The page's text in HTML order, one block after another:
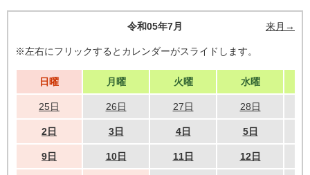
令和05年7月 来月→
※左右にフリックするとカレンダーがスライドします。
日曜 月曜 火曜 水曜
25日 26日 27日 28日
2日 3日 4日 5日
9日 10日 11日 12日